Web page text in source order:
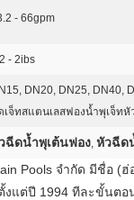
- 66gpm
- 2ibs
DN20, DN25, DN40,
เจ็ทสแตนเลสฟองน้ำพุเจ็ทหั
ฉีดน้ำพุเต้นฟอง, หัวฉีด
Pools จำกัด มีชื่อ (
งแต่ปี 1994 ทีละขั้นต